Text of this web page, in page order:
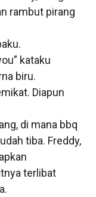
rambut pirang
kataku
biru.
Diapun
di mana bbq
tiba. Freddy,
terlibat